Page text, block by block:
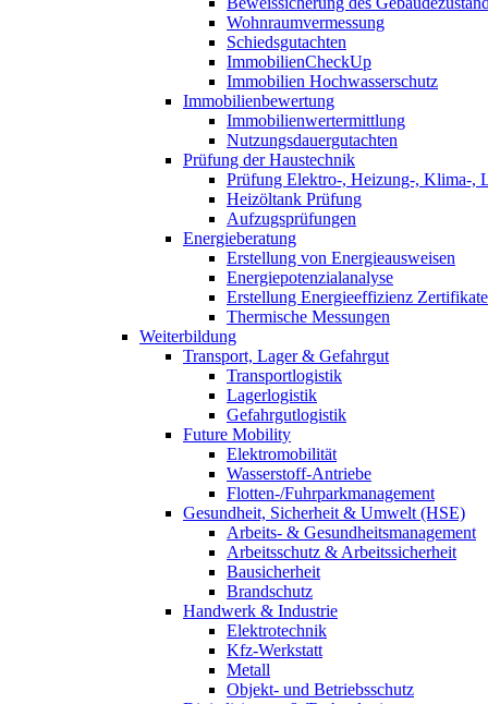
Wohnraumvermessung
Schiedsgutachten
ImmobilienCheckUp
Immobilien Hochwasserschutz
Immobilienbewertung
Immobilienwertermittlung
Nutzungsdauergutachten
Prüfung der Haustechnik
Prüfung Elektro-, Heizung-, Klima-,
Heizöltank Prüfung
Aufzugsprüfungen
Energieberatung
Erstellung von Energieausweisen
Energiepotenzialanalyse
Erstellung Energieeffizienz Zertifikate
Thermische Messungen
Weiterbildung
Transport, Lager & Gefahrgut
Transportlogistik
Lagerlogistik
Gefahrgutlogistik
Future Mobility
Elektromobilität
Wasserstoff-Antriebe
Flotten-/Fuhrparkmanagement
Gesundheit, Sicherheit & Umwelt (HSE)
Arbeits- & Gesundheitsmanagement
Arbeitsschutz & Arbeitssicherheit
Bausicherheit
Brandschutz
Handwerk & Industrie
Elektrotechnik
Kfz-Werkstatt
Metall
Objekt- und Betriebsschutz